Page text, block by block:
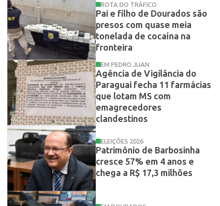
ROTA DO TRÁFICO
Pai e filho de Dourados são
presos com quase meia
tonelada de cocaína na
fronteira
EM PEDRO JUAN
Agência de Vigilância do
Paraguai fecha 11 farmácias
que lotam MS com
emagrecedores
clandestinos
ELEIÇÕES 2026
Patrimônio de Barbosinha
cresce 57% em 4 anos e
chega a R$ 17,3 milhões